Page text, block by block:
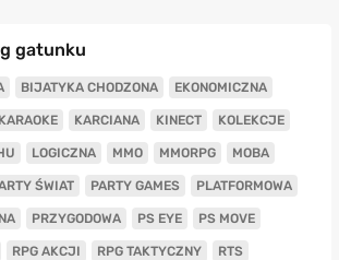
gatunku
BIJATYKA CHODZONA EKONOMICZNA
KARAOKE KARCIANA KINECT KOLEKCJE
LOGICZNA MMO MMORPG MOBA
ŚWIAT PARTY GAMES PLATFORMOWA
PRZYGODOWA PS EYE PS MOVE
RPG AKCJI RPG TAKTYCZNY RTS